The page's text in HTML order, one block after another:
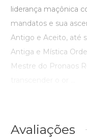
liderança maçônica
mandatos e sua
Antigo e Aceito, até
Antiga e Mística
Mestre do Pronaos
Avaliações